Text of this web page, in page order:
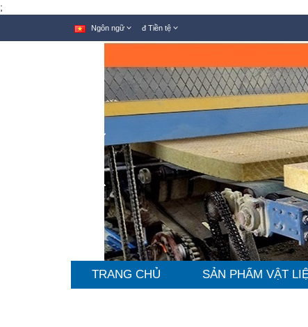
;
Ngôn ngữ đ Tiền tệ
TRANG CHỦ SẢN PHẨM VẬT